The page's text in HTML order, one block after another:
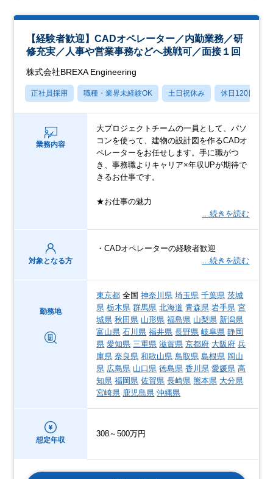
【経験者歓迎】CADオペレーター／内勤業務／研
修充実／人事や営業事務などへ挑戦可／面接１回
株式会社BREXA Engineering
正社員採用 職種・業界未経験OK 土日祝休み 休日120日以上
業務内容
大プロジェクトチームの一員として、パソ
コンを使って、建物の設計図を作るCADオ
ペレーターをお任せします。手に職がつ
き、事務職よりキャリア×年収UPが期待で
きるお仕事です。
★お仕事の魅力
…続きを読む
対象となる方
・CADオペレーターの経験者歓迎
…続きを読む
勤務地
東京都 全国神奈川県 埼玉県 千葉県 茨城
県 栃木県 群馬県 北海道 青森県 岩手県 宮
城県 秋田県 山形県 福島県 山梨県 新潟県
富山県 石川県 福井県 長野県 岐阜県 静岡
県 愛知県 三重県 滋賀県 京都府 大阪府 兵
庫県 奈良県 和歌山県 鳥取県 島根県 岡山
県 広島県 山口県 徳島県 香川県 愛媛県 高
知県 福岡県 佐賀県 長崎県 熊本県 大分県
宮崎県 鹿児島県 沖縄県
想定年収
308～500万円